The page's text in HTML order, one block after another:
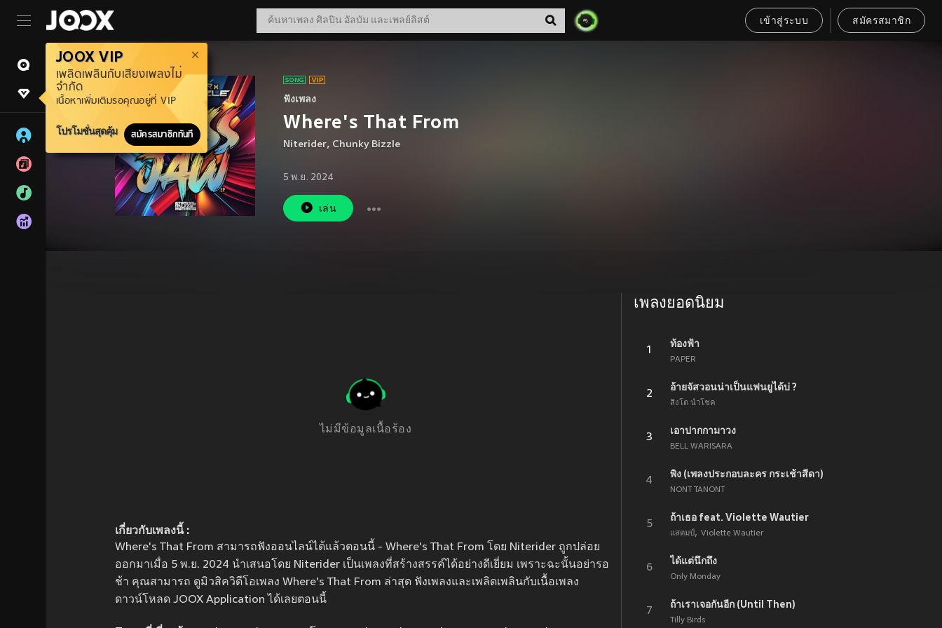
เข้าสู่ระบบ สมัครสมาชิก
JOOX VIP
เพลิดเพลินกับเสียงเพลงไม่
จำกัด
เนื้อหาเพิ่มเติมรอคุณอยู่ที่ VIP
โปรโมชั่นสุดคุ้ม สมัครสมาชิกทันที
ฟังเพลง
Where's That From
Niterider, Chunky Bizzle
5 พ.ย. 2024
เล่น
ไม่มีข้อมูลเนื้อร้อง
เกี่ยวกับเพลงนี้ :
Where's That From สามารถฟังออนไลน์ได้แล้วตอนนี้ - Where's That From โดย Niterider ถูกปล่อย
ออกมาเมื่อ 5 พ.ย. 2024 นำเสนอโดย Niterider เป็นเพลงที่สร้างสรรค์ได้อย่างดีเยี่ยม เพราะฉะนั้นอย่ารอ
ช้า คุณสามารถ ดูมิวสิควิดีโอเพลง Where's That From ล่าสุด ฟังเพลงและเพลิดเพลินกับเนื้อเพลง
ดาวน์โหลด JOOX Application ได้เลยตอนนี้
เพลงยอดนิยม
1
ท้องฟ้า
PAPER
2
อ้ายจัสวอนน่าเป็นแฟนยูได้บ่ ?
สิงโต นำโชค
3
เอาปากกามาวง
BELL WARISARA
4
พิง (เพลงประกอบละคร กระเช้าสีดา)
NONT TANONT
5
ถ้าเธอ feat. Violette Wautier
แสตมป์ Violette Wautier
6
ได้แต่นึกถึง
Only Monday
7
ถ้าเราเจอกันอีก (Until Then)
Tilly Birds